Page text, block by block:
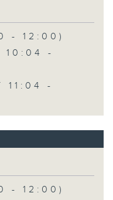
- 12:00)
10:04 -
11:04 -
- 12:00)